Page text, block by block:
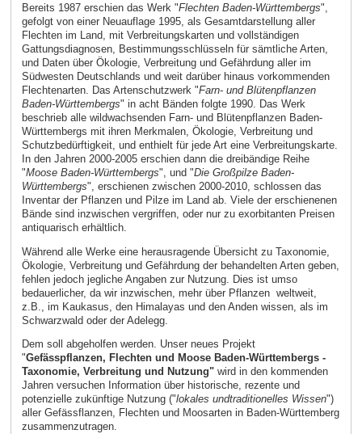
Bereits 1987 erschien das Werk "Flechten Baden-Württembergs",
gefolgt von einer Neuauflage 1995, als Gesamtdarstellung aller
Flechten im Land, mit Verbreitungskarten und vollständigen
Gattungsdiagnosen, Bestimmungsschlüsseln für sämtliche Arten,
und Daten über Ökologie, Verbreitung und Gefährdung aller im
Südwesten Deutschlands und weit darüber hinaus vorkommenden
Flechtenarten. Das Artenschutzwerk "Farn- und Blütenpflanzen
Baden-Württembergs" in acht Bänden folgte 1990. Das Werk
beschrieb alle wildwachsenden Farn- und Blütenpflanzen Baden-
Württembergs mit ihren Merkmalen, Ökologie, Verbreitung und
Schutzbedürftigkeit, und enthielt für jede Art eine Verbreitungskarte.
In den Jahren 2000-2005 erschien dann die dreibändige Reihe
"Moose Baden-Württembergs", und "Die Großpilze Baden-
Württembergs", erschienen zwischen 2000-2010, schlossen das
Inventar der Pflanzen und Pilze im Land ab. Viele der erschienenen
Bände sind inzwischen vergriffen, oder nur zu exorbitanten Preisen
antiquarisch erhältlich.
Während alle Werke eine herausragende Übersicht zu Taxonomie,
Ökologie, Verbreitung und Gefährdung der behandelten Arten geben,
fehlen jedoch jegliche Angaben zur Nutzung. Dies ist umso
bedauerlicher, da wir inzwischen, mehr über Pflanzen weltweit,
z.B., im Kaukasus, den Himalayas und den Anden wissen, als im
Schwarzwald oder der Adelegg.
Dem soll abgeholfen werden. Unser neues Projekt
"Gefässpflanzen, Flechten und Moose Baden-Württembergs -
Taxonomie, Verbreitung und Nutzung"wird in den kommenden
Jahren versuchen Information über historische, rezente und
potenzielle zukünftige Nutzung ("lokales undtraditionelles Wissen")
aller Gefässflanzen, Flechten und Moosarten in Baden-Württemberg
zusammenzutragen.